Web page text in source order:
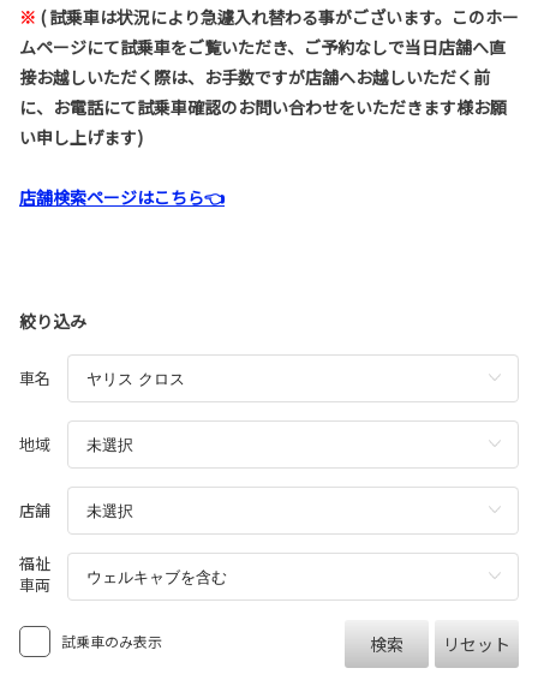
※ (試乗車は状況により急遽入れ替わる事がございます。このホー
ムページにて試乗車をご覧いただき、ご予約なしで当日店舗へ直
接お越しいただく際は、お手数ですが店舗へお越しいただく前
に、お電話にて試乗車確認のお問い合わせをいただきます様お願
い申し上げます)
店舗検索ページはこちら👈
絞り込み
車名
地域
店舗
福祉
車両
試乗車のみ表示 検索 リセット